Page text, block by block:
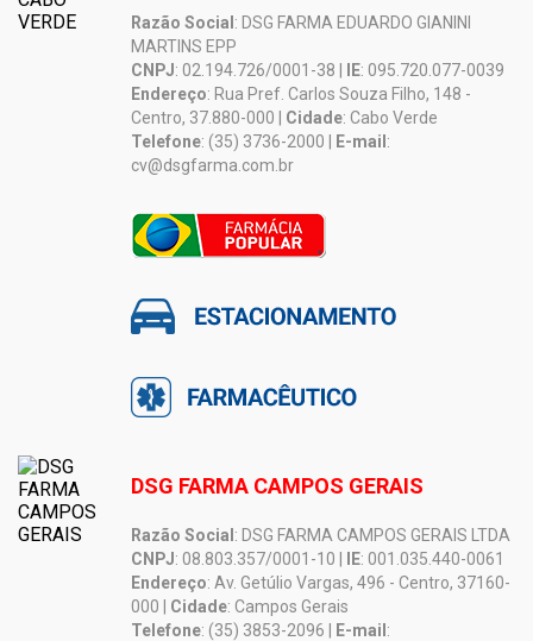
Razão Social : DSG FARMA EDUARDO GIANINI
MARTINS EPP
CNPJ: 02.194.726/0001-38 | IE: 095.720.077-0039
Endereço: Rua Pref. Carlos Souza Filho, 148 -
Centro, 37.880-000 | Cidade: Cabo Verde
Telefone: (35) 3736-2000 | E-mail :
cv@dsgfarma.com.br
DSG FARMA CAMPOS GERAIS
Razão Social : DSG FARMA CAMPOS GERAIS LTDA
CNPJ: 08.803.357/0001-10 | IE: 001.035.440-0061
Endereço: Av. Getúlio Vargas, 496 - Centro, 37160-
000 | Cidade: Campos Gerais
Telefone: (35) 3853-2096 | E-mail :